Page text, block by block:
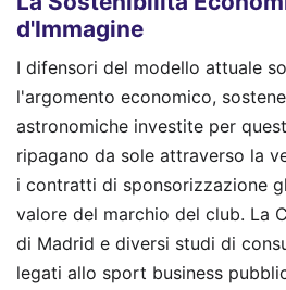
d'Immagine
I difensori del modello attuale
l'argomento economico,
astronomiche investite per
ripagano da sole attraverso la
i contratti di sponsorizzazione
valore del marchio del club. La
di Madrid e diversi studi di
legati allo sport business